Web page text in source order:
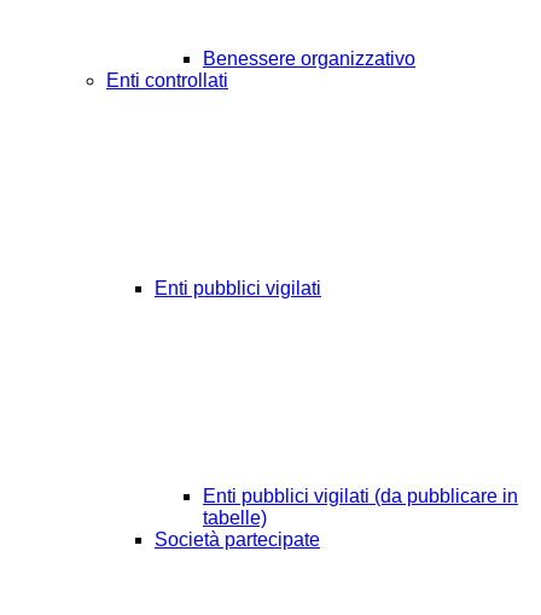
Benessere organizzativo
Enti controllati
Enti pubblici vigilati
Enti pubblici vigilati (da pubblicare in
tabelle)
Società partecipate